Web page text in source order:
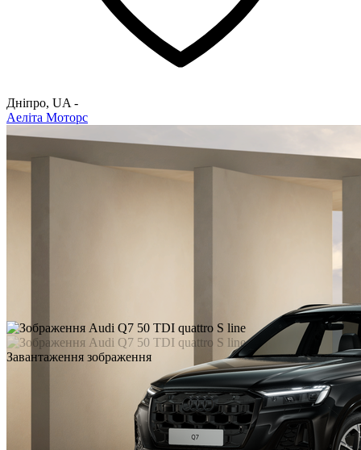
Дніпро, UA -
Аеліта Моторс
Завантаження зображення